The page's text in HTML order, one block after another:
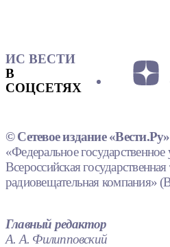
ИС ВЕСТИ
В
СОЦСЕТЯХ
© Сетевое издание «Вести.Ру»
«Федеральное
Всероссийская
радиовещательная компания»
Главный редактор
А. А. Филипповский